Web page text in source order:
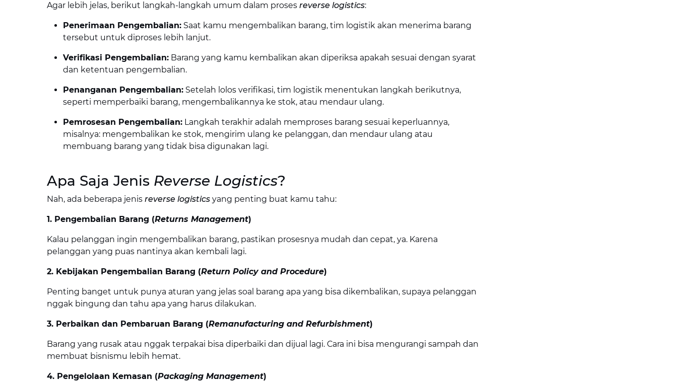
Agar lebih jelas, berikut langkah-langkah umum dalam proses reverse logistics:
Penerimaan Pengembalian:Saat kamu mengembalikan barang, tim logistik akan menerima barang
tersebut untuk diproses lebih lanjut.
Verifikasi Pengembalian:Barang yang kamu kembalikan akan diperiksa apakah sesuai dengan syarat
dan ketentuan pengembalian.
Penanganan Pengembalian:Setelah lolos verifikasi, tim logistik menentukan langkah berikutnya,
seperti memperbaiki barang, mengembalikannya ke stok, atau mendaur ulang.
Pemrosesan Pengembalian:Langkah terakhir adalah memproses barang sesuai keperluannya,
misalnya: mengembalikan ke stok, mengirim ulang ke pelanggan, dan mendaur ulang atau
membuang barang yang tidak bisa digunakan lagi.
Apa Saja Jenis Reverse Logistics?
Nah, ada beberapa jenis reverse logisticsyang penting buat kamu tahu:
1. Pengembalian Barang (Returns Management)
Kalau pelanggan ingin mengembalikan barang, pastikan prosesnya mudah dan cepat, ya. Karena
pelanggan yang puas nantinya akan kembali lagi.
2. Kebijakan Pengembalian Barang (Return Policy and Procedure)
Penting banget untuk punya aturan yang jelas soal barang apa yang bisa dikembalikan, supaya pelanggan
nggak bingung dan tahu apa yang harus dilakukan.
3. Perbaikan dan Pembaruan Barang (Remanufacturing and Refurbishment)
Barang yang rusak atau nggak terpakai bisa diperbaiki dan dijual lagi. Cara ini bisa mengurangi sampah dan
membuat bisnismu lebih hemat.
4. Pengelolaan Kemasan (Packaging Management)